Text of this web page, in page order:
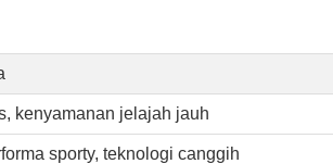
kenyamanan jelajah jauh
sporty, teknologi canggih